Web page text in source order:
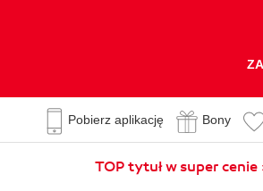
Pobierz aplikację Bony
TOP tytuł w super